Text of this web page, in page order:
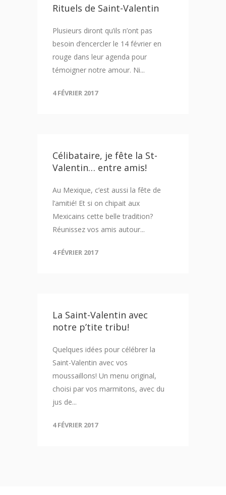
Rituels de Saint-Valentin
Plusieurs diront qu’ils n’ont pas
besoin d’encercler le 14 février en
rouge dans leur agenda pour
témoigner notre amour. Ni...
4 FÉVRIER 2017
Célibataire, je fête la St-
Valentin… entre amis!
Au Mexique, c’est aussi la fête de
l’amitié! Et si on chipait aux
Mexicains cette belle tradition?
Réunissez vos amis autour...
4 FÉVRIER 2017
La Saint-Valentin avec
notre p’tite tribu!
Quelques idées pour célébrer la
Saint-Valentin avec vos
moussaillons! Un menu original,
choisi par vos marmitons, avec du
jus de...
4 FÉVRIER 2017